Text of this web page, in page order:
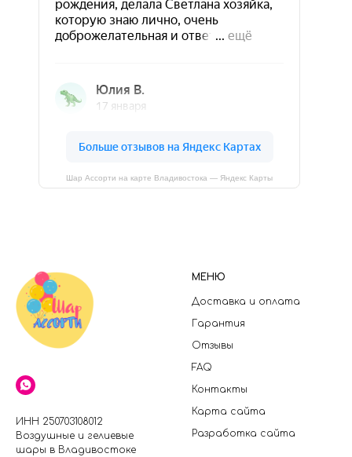
Шар Ассорти на карте Владивостока — Яндекс Карты
ИНН 250703108012
Воздушные и гелиевые
шары в Владивостоке
МЕНЮ
Доставка и оплата
Гарантия
Отзывы
FAQ
Контакты
Карта сайта
Разработка сайта